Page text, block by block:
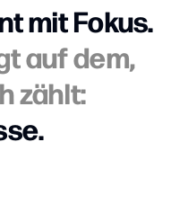
mit Fokus.
auf dem,
zählt: